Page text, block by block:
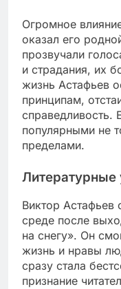
Огромное
оказал его
прозвучали
и страдания, их
жизнь Астафьев
принципам,
справедливость.
популярными не
пределами.
Литературные
Виктор Астафьев
среде после
на снегу». Он
жизнь и нравы
сразу стала
признание